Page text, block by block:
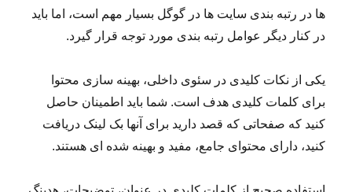
ها در رتبه بندی سایت ها در گوگل بسیار مهم است، اما باید
در کنار دیگر عوامل رتبه بندی مورد توجه قرار گیرد.
یکی از نکات کلیدی در سئوی داخلی، بهینه سازی محتوا
برای کلمات کلیدی هدف است. شما باید اطمینان حاصل
کنید که صفحاتی که قصد دارید برای آنها بک لینک دریافت
کنید، دارای محتوای جامع، مفید و بهینه شده ای هستند.